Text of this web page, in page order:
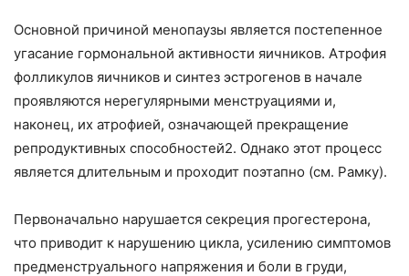
Основной причиной менопаузы является постепенное
угасание гормональной активности яичников. Атрофия
фолликулов яичников и синтез эстрогенов в начале
проявляются нерегулярными менструациями и,
наконец, их атрофией, означающей прекращение
репродуктивных способностей2. Однако этот процесс
является длительным и проходит поэтапно (см. Рамку).
Первоначально нарушается секреция прогестерона,
что приводит к нарушению цикла, усилению симптомов
предменструального напряжения и боли в груди,